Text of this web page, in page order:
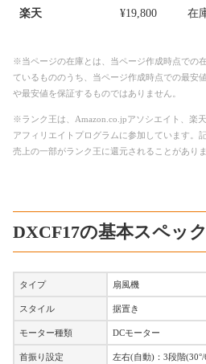
楽天 ¥19,800 在
※当ページの在庫とは、当ページ作成時点での
ているもののうち、当ページ作成時点での最安
や最安値を保証するものではありません。
※ランク王は、Amazon.co.jpアソシエイト、楽
アフィリエイトプログラムに参加しています。
売上の一部がランク王に還元されることがありま
DXCF17の基本スペック
タイプ 扇風機
スタイル 据置き
モーター種類 DCモーター
首振り設定
左右(自動)：3段階